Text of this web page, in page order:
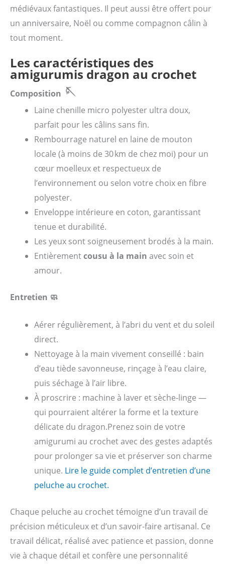
médiévaux fantastiques. Il peut aussi être offert pour
un anniversaire, Noël ou comme compagnon câlin à
tout moment.
Les caractéristiques des
amigurumis dragon au crochet
Composition 🪡
Laine chenille micro polyester ultra doux,
parfait pour les câlins sans fin.
Rembourrage naturel en laine de mouton
locale (à moins de 30 km de chez moi) pour un
cœur moelleux et respectueux de
l’environnement ou selon votre choix en fibre
polyester.
Enveloppe intérieure en coton, garantissant
tenue et durabilité.
Les yeux sont soigneusement brodés à la main.
Entièrementcousu à la main avec soin et
amour.
Entretien 🧼
Aérer régulièrement, à l’abri du vent et du soleil
direct.
Nettoyage à la main vivement conseillé : bain
d’eau tiède savonneuse, rinçage à l’eau claire,
puis séchage à l’air libre.
À proscrire : machine à laver et sèche‑linge —
qui pourraient altérer la forme et la texture
délicate du dragon.Prenez soin de votre
amigurumi au crochet avec des gestes adaptés
pour prolonger sa vie et préserver son charme
unique. Lire le guide complet d’entretien d’une
peluche au crochet.
Chaque peluche au crochet témoigne d’un travail de
précision méticuleux et d’un savoir-faire artisanal. Ce
travail délicat, réalisé avec patience et passion, donne
vie à chaque détail et confère une personnalité